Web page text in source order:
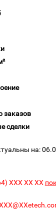
заказов
сделки
на:
XXX XX XX